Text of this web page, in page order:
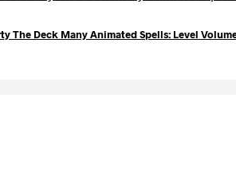
The Deck Many Animated Spells: Level